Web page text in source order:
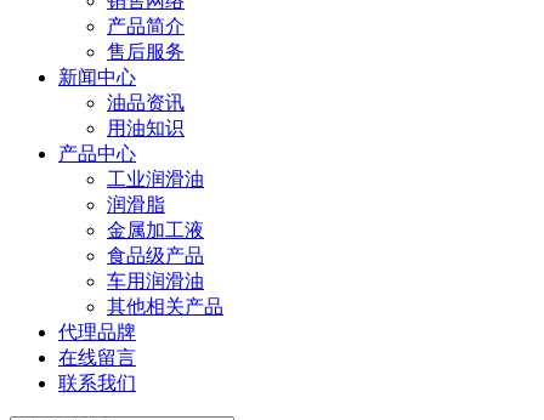
产品简介
售后服务
新闻中心
油品资讯
用油知识
产品中心
工业润滑油
润滑脂
金属加工液
食品级产品
车用润滑油
其他相关产品
代理品牌
在线留言
联系我们